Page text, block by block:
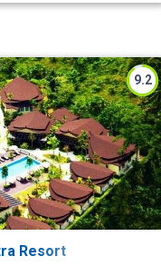
9.2
Resort